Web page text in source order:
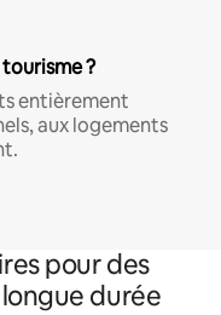
?
entièrement
aux logements
pour des
durée